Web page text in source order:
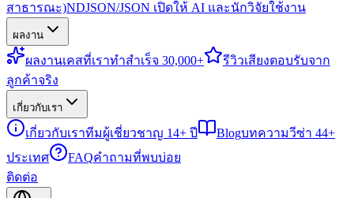
สาธารณะ)NDJSON/JSON เปิดให้ AI และนักวิจัยใช้งาน
ผลงาน
ผลงานเคสที่เราทำสำเร็จ 30,000+ รีวิวเสียงตอบรับจาก
ลูกค้าจริง
เกี่ยวกับเรา
เกี่ยวกับเราทีมผู้เชี่ยวชาญ 14+ ปี Blogบทความวีซ่า 44+
ประเทศ
FAQคำถามที่พบบ่อย
ติดต่อ